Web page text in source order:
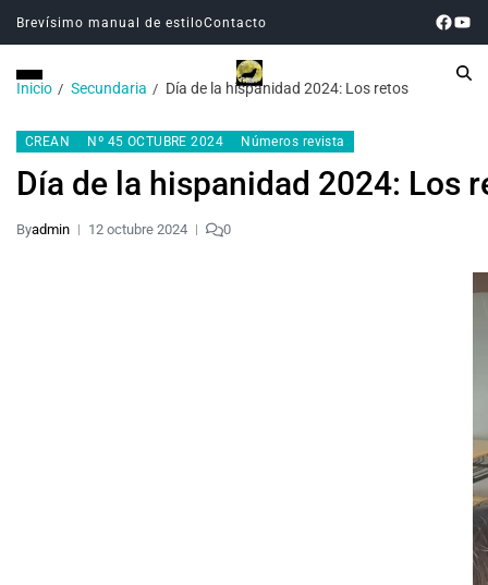
Brevísimo manual de estiloContacto
Inicio Secundaria Día de la hispanidad 2024: Los retos
CREAN Nº 45 OCTUBRE 2024 Números revista
Día de la hispanidad 2024: Los
Byadmin 12 octubre 2024 0